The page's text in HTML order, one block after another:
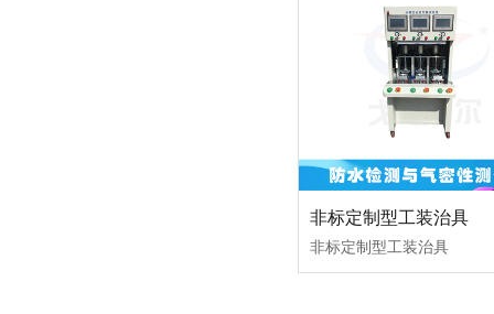
非标定制型工装治具
非标定制型工装治具